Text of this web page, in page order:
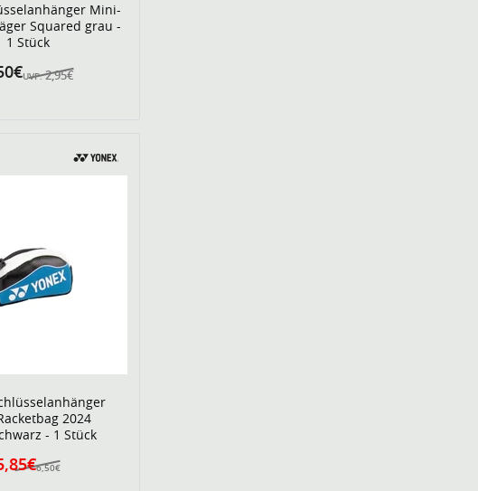
Mini-
Squared grau -
1 Stück
UVP: 2,95€
2024
- 1 Stück
6,50€